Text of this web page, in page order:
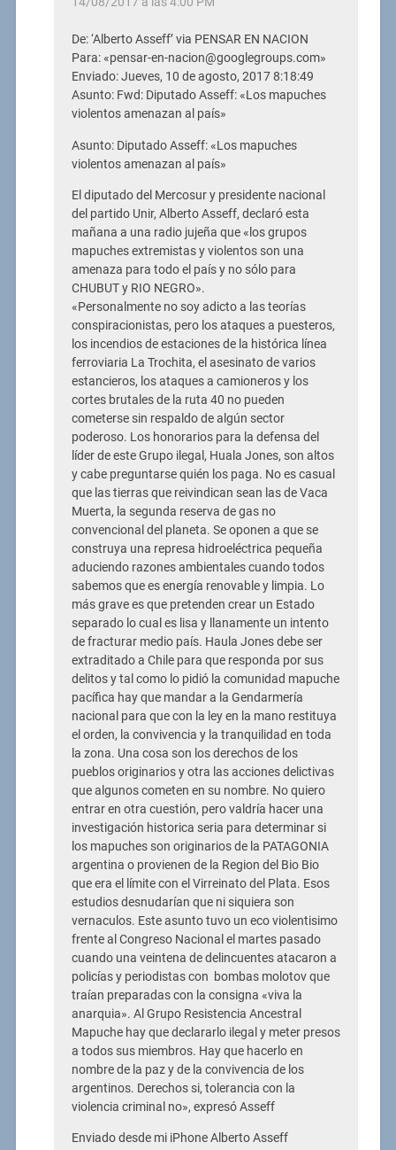
De: ‘Alberto Asseff’ via PENSAR EN NACION
Para: «pensar-en-nacion@googlegroups.com»
Enviado: Jueves, 10 de agosto, 2017 8:18:49
Asunto: Fwd: Diputado Asseff: «Los mapuches
violentos amenazan al país»
Asunto: Diputado Asseff: «Los mapuches
violentos amenazan al país»
El diputado del Mercosur y presidente nacional
del partido Unir, Alberto Asseff, declaró esta
mañana a una radio jujeña que «los grupos
mapuches extremistas y violentos son una
amenaza para todo el país y no sólo para
CHUBUT y RIO NEGRO».
«Personalmente no soy adicto a las teorías
conspiracionistas, pero los ataques a puesteros,
los incendios de estaciones de la histórica línea
ferroviaria La Trochita, el asesinato de varios
estancieros, los ataques a camioneros y los
cortes brutales de la ruta 40 no pueden
cometerse sin respaldo de algún sector
poderoso. Los honorarios para la defensa del
líder de este Grupo ilegal, Huala Jones, son altos
y cabe preguntarse quién los paga. No es casual
que las tierras que reivindican sean las de Vaca
Muerta, la segunda reserva de gas no
convencional del planeta. Se oponen a que se
construya una represa hidroeléctrica pequeña
aduciendo razones ambientales cuando todos
sabemos que es energía renovable y limpia. Lo
más grave es que pretenden crear un Estado
separado lo cual es lisa y llanamente un intento
de fracturar medio país. Haula Jones debe ser
extraditado a Chile para que responda por sus
delitos y tal como lo pidió la comunidad mapuche
pacífica hay que mandar a la Gendarmería
nacional para que con la ley en la mano restituya
el orden, la convivencia y la tranquilidad en toda
la zona. Una cosa son los derechos de los
pueblos originarios y otra las acciones delictivas
que algunos cometen en su nombre. No quiero
entrar en otra cuestión, pero valdría hacer una
investigación historica seria para determinar si
los mapuches son originarios de la PATAGONIA
argentina o provienen de la Region del Bio Bio
que era el límite con el Virreinato del Plata. Esos
estudios desnudarían que ni siquiera son
vernaculos. Este asunto tuvo un eco violentisimo
frente al Congreso Nacional el martes pasado
cuando una veintena de delincuentes atacaron a
policías y periodistas con bombas molotov que
traían preparadas con la consigna «viva la
anarquia». Al Grupo Resistencia Ancestral
Mapuche hay que declararlo ilegal y meter presos
a todos sus miembros. Hay que hacerlo en
nombre de la paz y de la convivencia de los
argentinos. Derechos si, tolerancia con la
violencia criminal no», expresó Asseff
Enviado desde mi iPhone Alberto Asseff